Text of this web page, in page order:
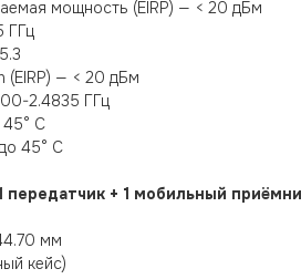
мощность (EIRP) — < 20 дБм
ГГц
(EIRP) — < 20 дБм
2.4835 ГГц
C
45° C
передатчик + 1 мобильный
мм
кейс)